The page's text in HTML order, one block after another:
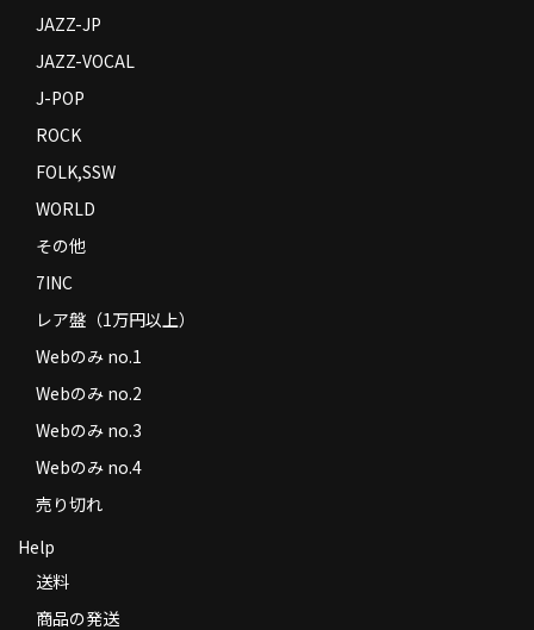
JAZZ-JP
JAZZ-VOCAL
J-POP
ROCK
FOLK,SSW
WORLD
その他
7INC
レア盤（1万円以上）
Webのみ no.1
Webのみ no.2
Webのみ no.3
Webのみ no.4
売り切れ
Help
送料
商品の発送